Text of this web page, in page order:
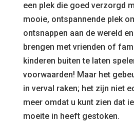
een plek die goed verzorgd
mooie, ontspannende plek
ontsnappen aan de wereld
brengen met vrienden of
kinderen buiten te laten
voorwaarden! Maar het
in verval raken; het zijn niet
meer omdat u kunt zien dat
moeite in heeft gestoken.